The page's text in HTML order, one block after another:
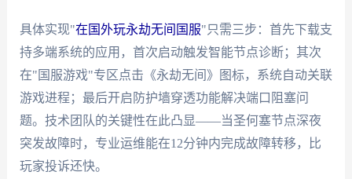
具体实现"在国外玩永劫无间国服"只需三步：首先下载支
持多端系统的应用，首次启动触发智能节点诊断；其次
在"国服游戏"专区点击《永劫无间》图标，系统自动关联
游戏进程；最后开启防护墙穿透功能解决端口阻塞问
题。技术团队的关键性在此凸显——当圣何塞节点深夜
突发故障时，专业运维能在12分钟内完成故障转移，比
玩家投诉还快。